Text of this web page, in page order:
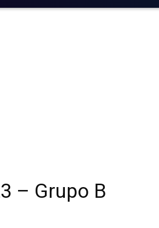
– Grupo B